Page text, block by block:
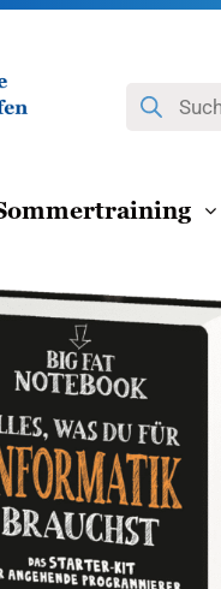
Products
search